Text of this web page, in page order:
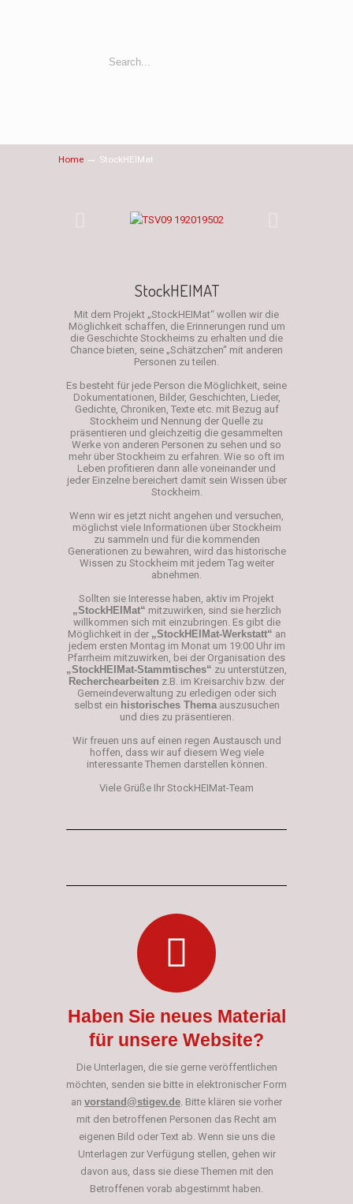
Home → StockHEIMat
StockHEIMAT
Mit dem Projekt „StockHEIMat“ wollen wir die
Möglichkeit schaffen, die Erinnerungen rund um
die Geschichte Stockheims zu erhalten und die
Chance bieten, seine „Schätzchen“ mit anderen
Personen zu teilen.
Es besteht für jede Person die Möglichkeit, seine
Dokumentationen, Bilder, Geschichten, Lieder,
Gedichte, Chroniken, Texte etc. mit Bezug auf
Stockheim und Nennung der Quelle zu
präsentieren und gleichzeitig die gesammelten
Werke von anderen Personen zu sehen und so
mehr über Stockheim zu erfahren. Wie so oft im
Leben profitieren dann alle voneinander und
jeder Einzelne bereichert damit sein Wissen über
Stockheim.
Wenn wir es jetzt nicht angehen und versuchen,
möglichst viele Informationen über Stockheim
zu sammeln und für die kommenden
Generationen zu bewahren, wird das historische
Wissen zu Stockheim mit jedem Tag weiter
abnehmen.
Sollten sie Interesse haben, aktiv im Projekt
„StockHEIMat“ mitzuwirken, sind sie herzlich
willkommen sich mit einzubringen. Es gibt die
Möglichkeit in der „StockHEIMat-Werkstatt“ an
jedem ersten Montag im Monat um 19:00 Uhr im
Pfarrheim mitzuwirken, bei der Organisation des
„StockHEIMat-Stammtisches“ zu unterstützen,
Recherchearbeiten z.B. im Kreisarchiv bzw. der
Gemeindeverwaltung zu erledigen oder sich
selbst ein historisches Themaauszusuchen
und dies zu präsentieren.
Wir freuen uns auf einen regen Austausch und
hoffen, dass wir auf diesem Weg viele
interessante Themen darstellen können.
Viele Grüße Ihr StockHEIMat-Team
Haben Sie neues Material
für unsere Website?
Die Unterlagen, die sie gerne veröffentlichen
möchten, senden sie bitte in elektronischer Form
an vorstand@stigev.de. Bitte klären sie vorher
mit den betroffenen Personen das Recht am
eigenen Bild oder Text ab. Wenn sie uns die
Unterlagen zur Verfügung stellen, gehen wir
davon aus, dass sie diese Themen mit den
Betroffenen vorab abgestimmt haben.